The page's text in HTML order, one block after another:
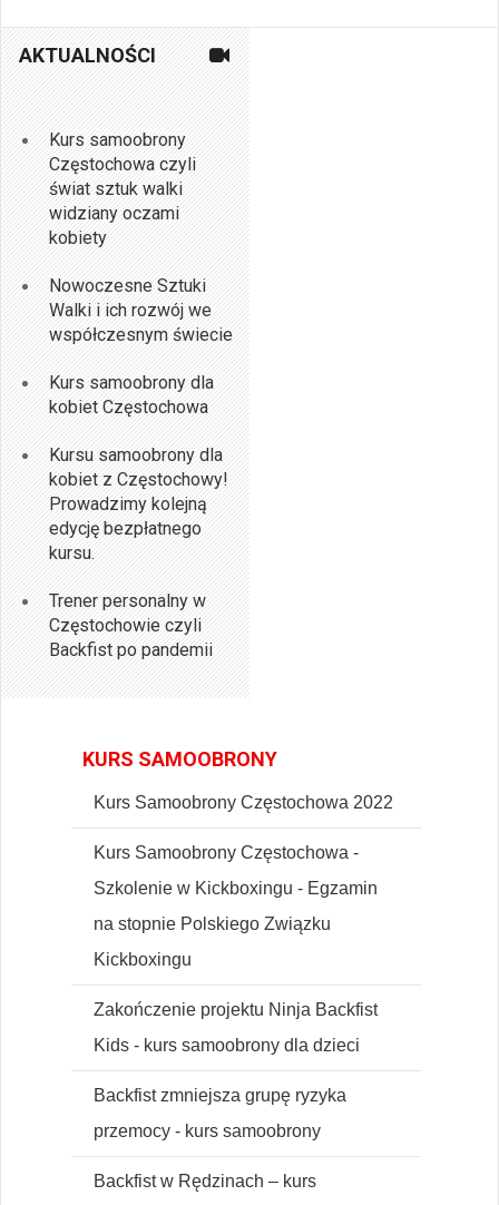
AKTUALNOŚCI
Kurs samoobrony
Częstochowa czyli
świat sztuk walki
widziany oczami
kobiety
Nowoczesne Sztuki
Walki i ich rozwój we
współczesnym świecie
Kurs samoobrony dla
kobiet Częstochowa
Kursu samoobrony dla
kobiet z Częstochowy!
Prowadzimy kolejną
edycję bezpłatnego
kursu.
Trener personalny w
Częstochowie czyli
Backfist po pandemii
KURS SAMOOBRONY
Kurs Samoobrony Częstochowa 2022
Kurs Samoobrony Częstochowa -
Szkolenie w Kickboxingu - Egzamin
na stopnie Polskiego Związku
Kickboxingu
Zakończenie projektu Ninja Backfist
Kids - kurs samoobrony dla dzieci
Backfist zmniejsza grupę ryzyka
przemocy - kurs samoobrony
Backfist w Rędzinach – kurs